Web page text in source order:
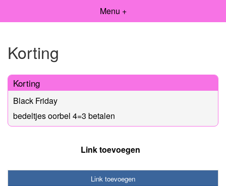
Menu +
Korting
Korting
Black Friday
bedeltjes oorbel 4=3 betalen
Link toevoegen
Link toevoegen